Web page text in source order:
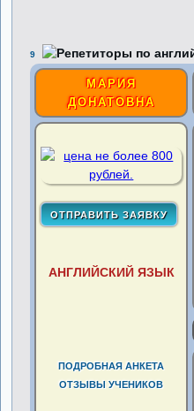
9
МАРИЯ
ДОНАТОВНА
АНГЛИЙСКИЙ ЯЗЫК
ПОДРОБНАЯ АНКЕТА
ОТЗЫВЫ УЧЕНИКОВ